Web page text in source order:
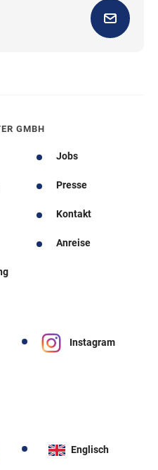
GMBH
Jobs
Presse
Kontakt
Anreise
Instagram
Englisch